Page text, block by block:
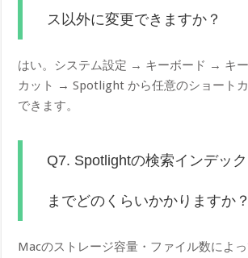
ス以外に変更できますか？
はい。システム設定 → キーボード → キ
カット → Spotlight から任意のショート
できます。
Q7. Spotlightの検索インデッ
までどのくらいかかりますか？
Macのストレージ容量・ファイル数によ